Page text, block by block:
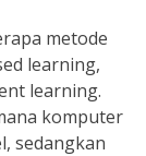
metode
learning,
learning.
komputer
sedangkan